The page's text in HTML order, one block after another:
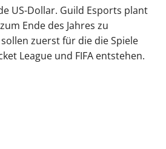
US-Dollar. Guild Esports plant
Ende des Jahres zu
zuerst für die die Spiele
League und FIFA entstehen.